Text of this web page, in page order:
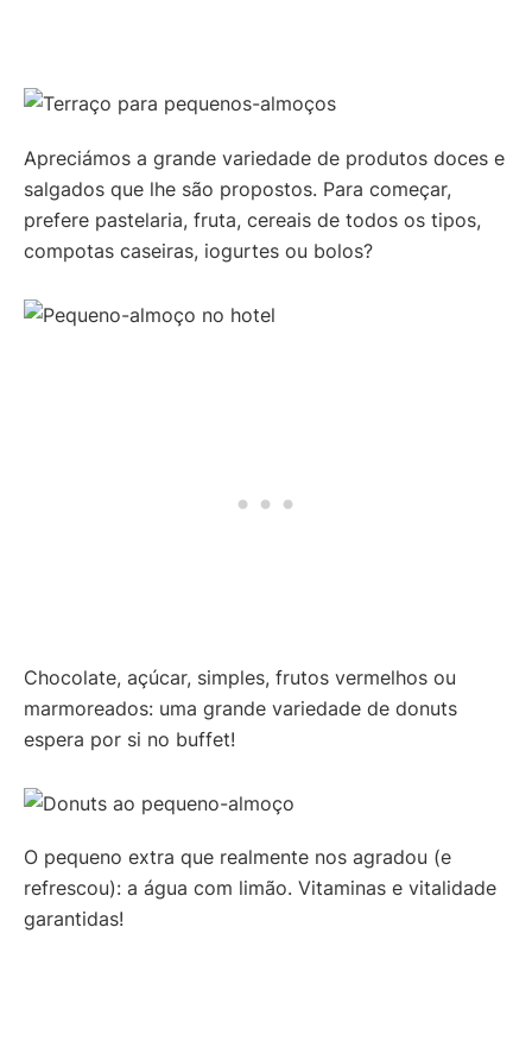
Apreciámos a grande variedade de produtos doces e
salgados que lhe são propostos. Para começar,
prefere pastelaria, fruta, cereais de todos os tipos,
compotas caseiras, iogurtes ou bolos?
Chocolate, açúcar, simples, frutos vermelhos ou
marmoreados: uma grande variedade de donuts
espera por si no buffet!
O pequeno extra que realmente nos agradou (e
refrescou): a água com limão. Vitaminas e vitalidade
garantidas!